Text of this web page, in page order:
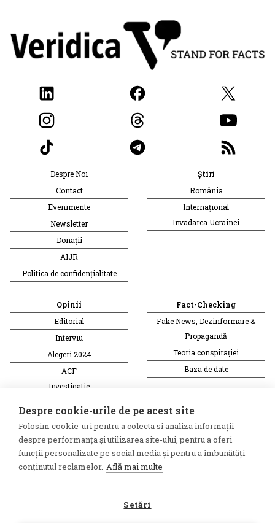
Despre Noi
Contact
Evenimente
Newsletter
Donații
AIJR
Politica de confidențialitate
Știri
România
Internațional
Invadarea Ucrainei
Opinii
Editorial
Interviu
Alegeri 2024
ACF
Investigatie
Fact-Checking
Fake News, Dezinformare &
Propagandă
Teoria conspirației
Baza de date
Monitor media
Revista presei fake
Presa rusă independentă
Multimedia
Podcast
Despre cookie-urile de pe acest site
Folosim cookie-uri pentru a colecta si analiza informații
despre performanța și utilizarea site-ului, pentru a oferi
funcții personalizate pe social media și pentru a îmbunătăți
conținutul reclamelor. Află mai multe
Setări